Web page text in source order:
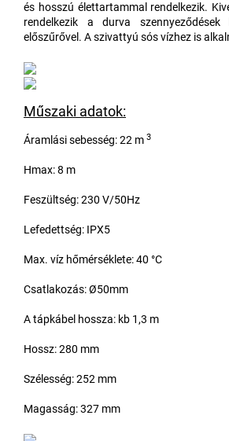
és hosszú élettartammal rendelkezik.
rendelkezik a durva
előszűrővel. A szivattyú sós vízhez is
Műszaki adatok:
Áramlási sebesség: 22 m 3
Hmax: 8 m
Feszültség: 230 V/50Hz
Lefedettség: IPX5
Max. víz hőmérséklete: 40 °C
Csatlakozás: Ø50mm
A tápkábel hossza: kb 1,3 m
Hossz: 280 mm
Szélesség: 252 mm
Magasság: 327 mm